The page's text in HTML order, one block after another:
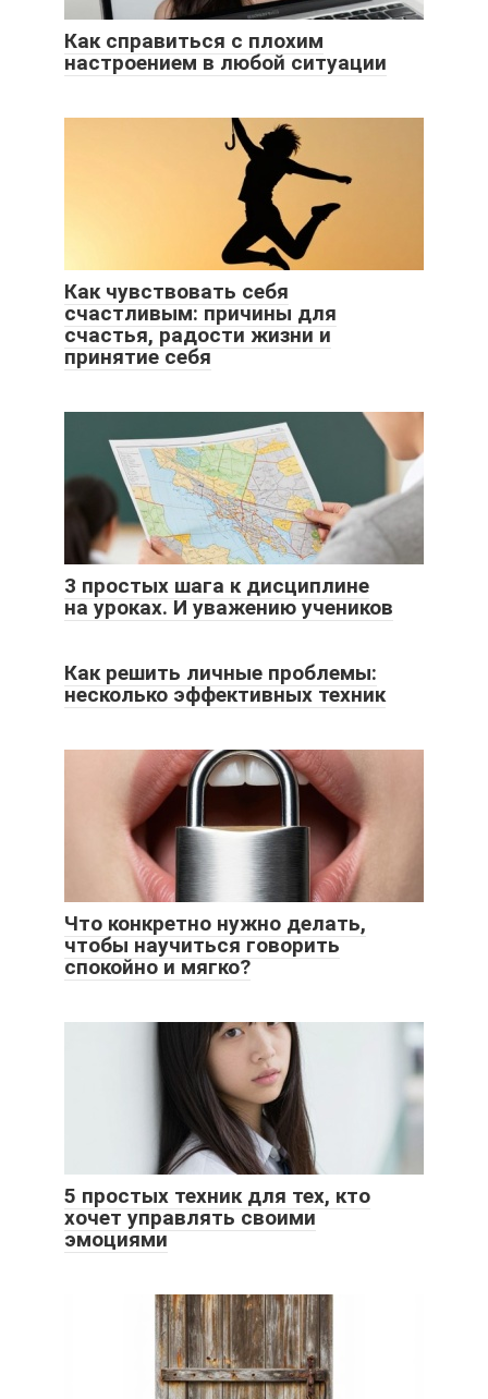
Как справиться с плохим
настроением в любой ситуации
Как чувствовать себя
счастливым: причины для
счастья, радости жизни и
принятие себя
3 простых шага к дисциплине
на уроках. И уважению учеников
Как решить личные проблемы:
несколько эффективных техник
Что конкретно нужно делать,
чтобы научиться говорить
спокойно и мягко?
5 простых техник для тех, кто
хочет управлять своими
эмоциями